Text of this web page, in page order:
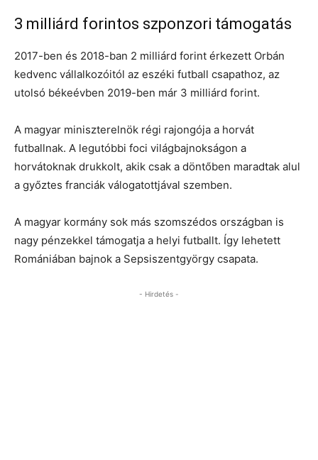
3 milliárd forintos szponzori támogatás
2017-ben és 2018-ban 2 milliárd forint érkezett Orbán
kedvenc vállalkozóitól az eszéki futball csapathoz, az
utolsó békeévben 2019-ben már 3 milliárd forint.
A magyar miniszterelnök régi rajongója a horvát
futballnak. A legutóbbi foci világbajnokságon a
horvátoknak drukkolt, akik csak a döntőben maradtak alul
a győztes franciák válogatottjával szemben.
A magyar kormány sok más szomszédos országban is
nagy pénzekkel támogatja a helyi futballt. Így lehetett
Romániában bajnok a Sepsiszentgyörgy csapata.
- Hirdetés -